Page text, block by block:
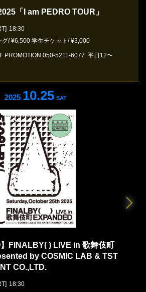
「I am PEDRO TOUR」
18:30
/ ¥6,500 学生チケット/ ¥3,000
PROMOTION 050-5211-6077 平日12〜
2025 10.25 SAT
】FINALBY( ) LIVE in 歌舞伎町
by COSMIC LAB & TST
CO.,LTD.
18:30